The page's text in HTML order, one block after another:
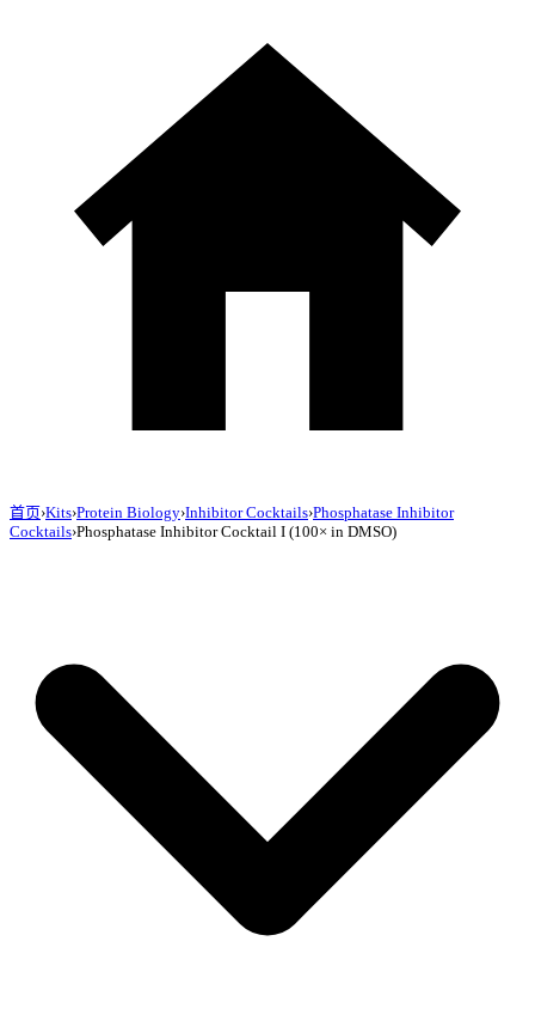
首页›Kits›Protein Biology›Inhibitor Cocktails›Phosphatase Inhibitor
Cocktails›Phosphatase Inhibitor Cocktail I (100× in DMSO)